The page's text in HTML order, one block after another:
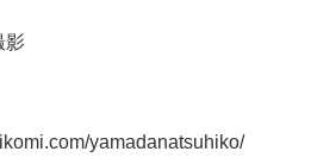
影
yamadanatsuhiko/